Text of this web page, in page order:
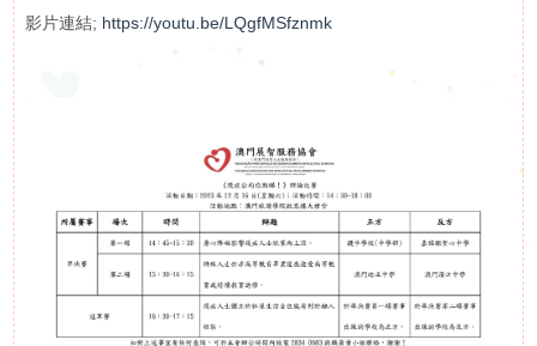
展
影片連結; https://youtu.be/LQgfMSfznmk